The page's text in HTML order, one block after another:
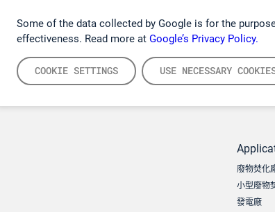
Some of the data collected by Google is for the
effectiveness. Read more at Google’s Privacy Policy.
COOKIE SETTINGS USE NECESSARY
廢物焚化
小型廢物
發電廠